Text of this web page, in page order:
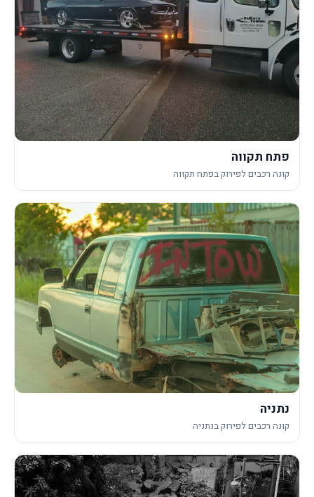
פתח תקווה
קונה רכבים לפירוק בפתח תקווה
נתניה
קונה רכבים לפירוק בנתניה